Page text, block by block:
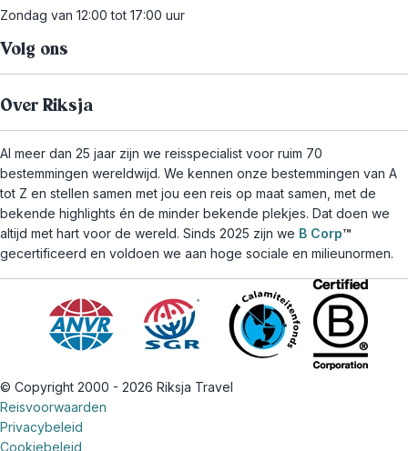
Zondag van 12:00 tot 17:00 uur
Volg ons
Over Riksja
Al meer dan 25 jaar zijn we reisspecialist voor ruim 70
bestemmingen wereldwijd. We kennen onze bestemmingen van A
tot Z en stellen samen met jou een reis op maat samen, met de
bekende highlights én de minder bekende plekjes. Dat doen we
altijd met hart voor de wereld. Sinds 2025 zijn we B Corp™
gecertificeerd en voldoen we aan hoge sociale en milieunormen.
© Copyright 2000 - 2026 Riksja Travel
Reisvoorwaarden
Privacybeleid
Cookiebeleid